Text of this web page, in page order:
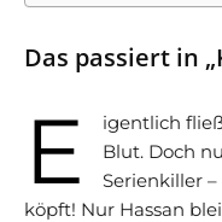
Das passiert in
E
igentlich
Blut. Doch
Serienkiller
köpft! Nur Hassan